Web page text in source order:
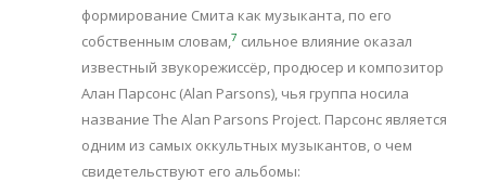
формирование Смита как музыканта, по его
собственным словам, 7 сильное влияние оказал
известный звукорежиссёр, продюсер и композитор
Алан Парсонс (Alan Parsons), чья группа носила
название The Alan Parsons Project. Парсонс является
одним из самых оккультных музыкантов, о чем
свидетельствуют его альбомы: